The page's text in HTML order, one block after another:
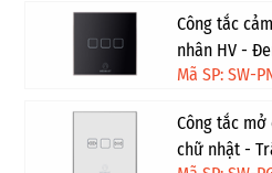
Công tắc
nhân HV -
Mã SP: SW-
Công tắc
chữ nhật -